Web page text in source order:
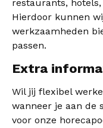
restaurants,
Hierdoor kunnen
werkzaamheden
passen.
Extra
Wil jij flexibel
wanneer je aan de
voor onze